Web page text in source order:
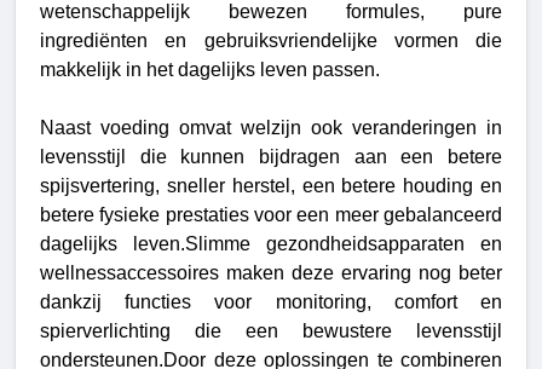
wetenschappelijk bewezen formules, pure
ingrediënten en gebruiksvriendelijke vormen die
makkelijk in het dagelijks leven passen.
Naast voeding omvat welzijn ook veranderingen in
levensstijl die kunnen bijdragen aan een betere
spijsvertering, sneller herstel, een betere houding en
betere fysieke prestaties voor een meer gebalanceerd
dagelijks leven.Slimme gezondheidsapparaten en
wellnessaccessoires maken deze ervaring nog beter
dankzij functies voor monitoring, comfort en
spierverlichting die een bewustere levensstijl
ondersteunen.Door deze oplossingen te combineren